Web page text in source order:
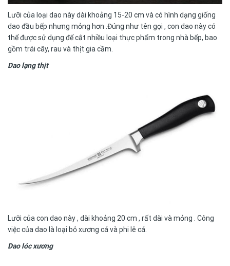
Lưỡi của loại dao này dài khoảng 15-20 cm và có hình dạng giống
dao đầu bếp nhưng mỏng hơn .Đúng như tên gọi , con dao này có
thể được sử dụng để cắt nhiều loại thực phẩm trong nhà bếp, bao
gồm trái cây, rau và thịt gia cầm.
Dao lạng thịt
Lưỡi của con dao này , dài khoảng 20 cm , rất dài và mỏng . Công
việc của dao là loại bỏ xương cá và phi lê cá.
Dao lóc xương